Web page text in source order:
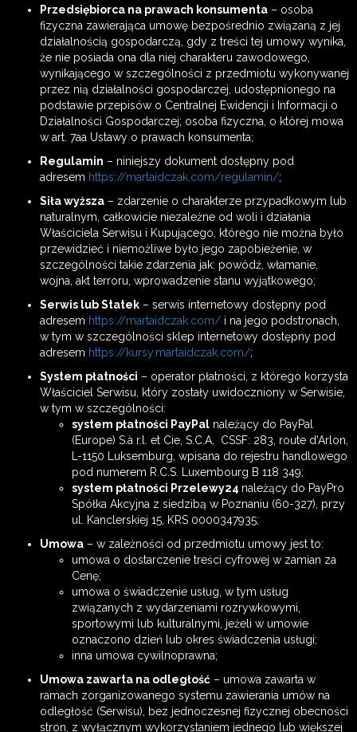
Przedsiębiorca na prawach konsumenta – osoba
fizyczna zawierająca umowę bezpośrednio związaną z jej
działalnością gospodarczą, gdy z treści tej umowy wynika,
że nie posiada ona dla niej charakteru zawodowego,
wynikającego w szczególności z przedmiotu wykonywanej
przez nią działalności gospodarczej, udostępnionego na
podstawie przepisów o Centralnej Ewidencji i Informacji o
Działalności Gospodarczej; osoba fizyczna, o której mowa
w art. 7aa Ustawy o prawach konsumenta;
Regulamin – niniejszy dokument dostępny pod
adresem https://martaidczak.com/regulamin/;
Siła wyższa – zdarzenie o charakterze przypadkowym lub
naturalnym, całkowicie niezależne od woli i działania
Właściciela Serwisu i Kupującego, którego nie można było
przewidzieć i niemożliwe było jego zapobieżenie, w
szczególności takie zdarzenia jak: powódź, włamanie,
wojna, akt terroru, wprowadzenie stanu wyjątkowego;
Serwis lub Statek – serwis internetowy dostępny pod
adresem https://martaidczak.com/ i na jego podstronach,
w tym w szczególności sklep internetowy dostępny pod
adresem https://kursy.martaidczak.com/;
System płatności – operator płatności, z którego korzysta
Właściciel Serwisu, który zostały uwidoczniony w Serwisie,
w tym w szczególności:
system płatności PayPal należący do PayPal
(Europe) S.à r.l. et Cie, S.C.A, CSSF: 283, route d’Arlon,
L-1150 Luksemburg, wpisana do rejestru handlowego
pod numerem R.C.S. Luxembourg B 118 349;
system płatności Przelewy24 należący do PayPro
Spółka Akcyjna z siedzibą w Poznaniu (60-327), przy
ul. Kanclerskiej 15, KRS 0000347935;
Umowa – w zależności od przedmiotu umowy jest to:
umowa o dostarczenie treści cyfrowej w zamian za
Cenę;
umowa o świadczenie usług, w tym usług
związanych z wydarzeniami rozrywkowymi,
sportowymi lub kulturalnymi, jeżeli w umowie
oznaczono dzień lub okres świadczenia usługi;
inna umowa cywilnoprawna;
Umowa zawarta na odległość – umowa zawarta w
ramach zorganizowanego systemu zawierania umów na
odległość (Serwisu), bez jednoczesnej fizycznej obecności
stron, z wyłącznym wykorzystaniem jednego lub większej